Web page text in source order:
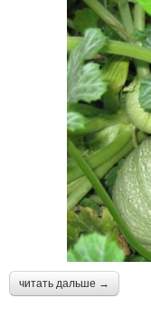
читать дальше →